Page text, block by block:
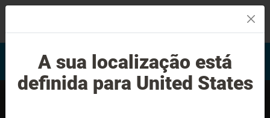
Avaliação do sorriso
Encontrar um Invisalign
provider
A sua localização está
definida para United States